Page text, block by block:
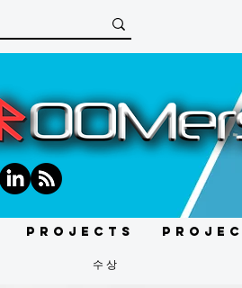
Projects
수상